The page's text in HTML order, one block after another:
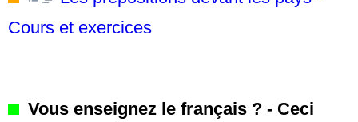
Cours et exercices
Vous enseignez le français ? - Ceci